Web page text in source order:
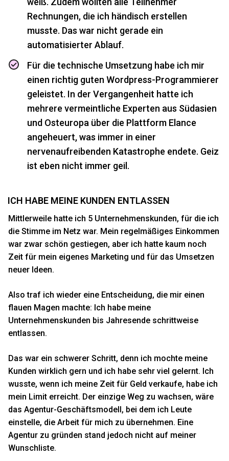
Rechnungen, die ich händisch erstellen
musste. Das war nicht gerade ein
automatisierter Ablauf.
Für die technische Umsetzung habe ich mir
einen richtig guten Wordpress-Programmierer
geleistet. In der Vergangenheit hatte ich
mehrere vermeintliche Experten aus Südasien
und Osteuropa über die Plattform Elance
angeheuert, was immer in einer
nervenaufreibenden Katastrophe endete. Geiz
ist eben nicht immer geil.
ICH HABE MEINE KUNDEN ENTLASSEN
Mittlerweile hatte ich 5 Unternehmenskunden, für die ich
die Stimme im Netz war. Mein regelmäßiges Einkommen
war zwar schön gestiegen, aber ich hatte kaum noch
Zeit für mein eigenes Marketing und für das Umsetzen
neuer Ideen.
Also traf ich wieder eine Entscheidung, die mir einen
flauen Magen machte: Ich habe meine
Unternehmenskunden bis Jahresende schrittweise
entlassen.
Das war ein schwerer Schritt, denn ich mochte meine
Kunden wirklich gern und ich habe sehr viel gelernt. Ich
wusste, wenn ich meine Zeit für Geld verkaufe, habe ich
mein Limit erreicht. Der einzige Weg zu wachsen, wäre
das Agentur-Geschäftsmodell, bei dem ich Leute
einstelle, die Arbeit für mich zu übernehmen. Eine
Agentur zu gründen stand jedoch nicht auf meiner
Wunschliste.